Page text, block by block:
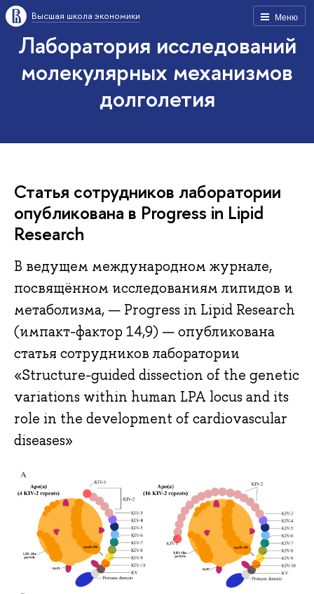
Меню
Высшая школа экономики
Лаборатория исследований
молекулярных механизмов
долголетия
Статья сотрудников лаборатории
опубликована в Progress in Lipid
Research
В ведущем международном журнале,
посвящённом исследованиям липидов и
метаболизма, — Progress in Lipid Research
(импакт-фактор 14,9) — опубликована
статья сотрудников лаборатории
«Structure-guided dissection of the genetic
variations within human LPA locus and its
role in the development of cardiovascular
diseases»